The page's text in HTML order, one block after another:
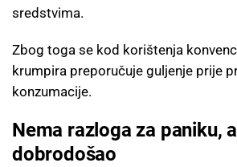
sredstvima.
Zbog toga se kod korištenja
krumpira preporučuje guljenje prije
konzumacije.
Nema razloga za paniku,
dobrodošao